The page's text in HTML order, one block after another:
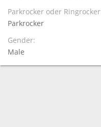
Parkrocker oder Ringrocker
Parkrocker
Gender
Male